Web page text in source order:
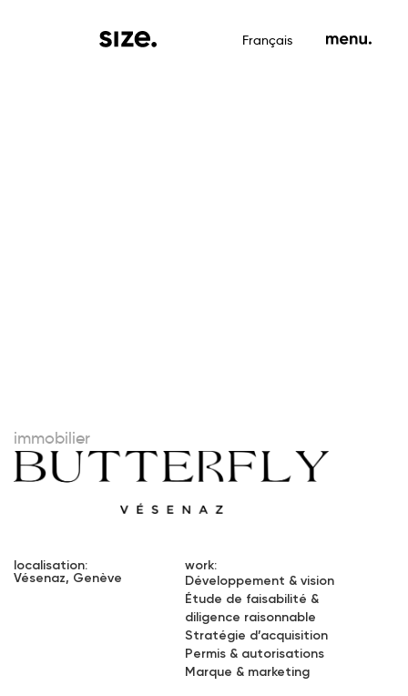
Français
immobilier
localisation:
Vésenaz, Genève
work:
Développement & vision
Étude de faisabilité &
diligence raisonnable
Stratégie d’acquisition
Permis & autorisations
Marque & marketing